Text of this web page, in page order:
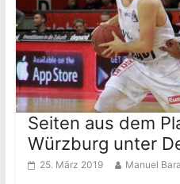
Seiten aus dem
Würzburg unter
25. März 2019 Manuel